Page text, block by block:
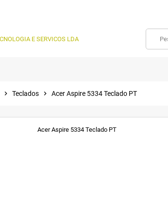
chevron_right Teclados chevron_right Acer Aspire 5334 Teclado PT